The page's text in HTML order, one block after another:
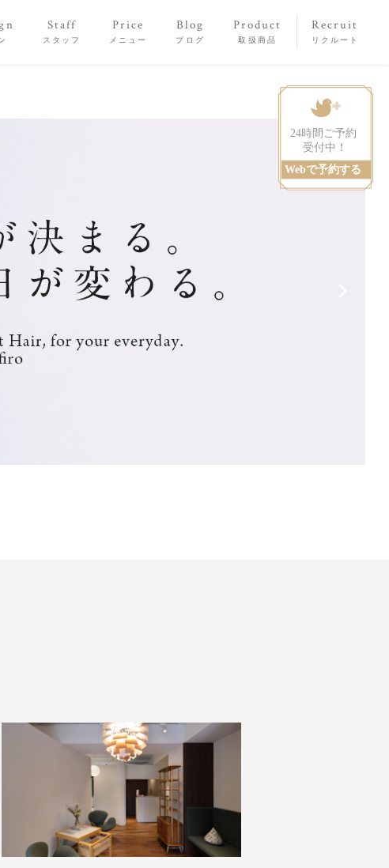
Staff
スタッフ
Price
メニュー
Blog
ブログ
Product
取扱商品
Recruit
リクルート